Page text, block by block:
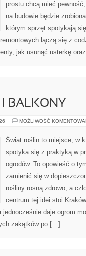
prostu chcą mieć
na budowie będzie
którym sprzęt spotykają
łączą się z
jak usunąć usterkę
I BALKONY
MOŻLIWOŚĆ
Świat roślin to miejsce, w
spotyka się z praktyką w
ogrodów. To opowieść o
zamienić się w
rośliny rosną zdrowo, a
centrum tej idei stoi
daje ogrom
zakątków po […]